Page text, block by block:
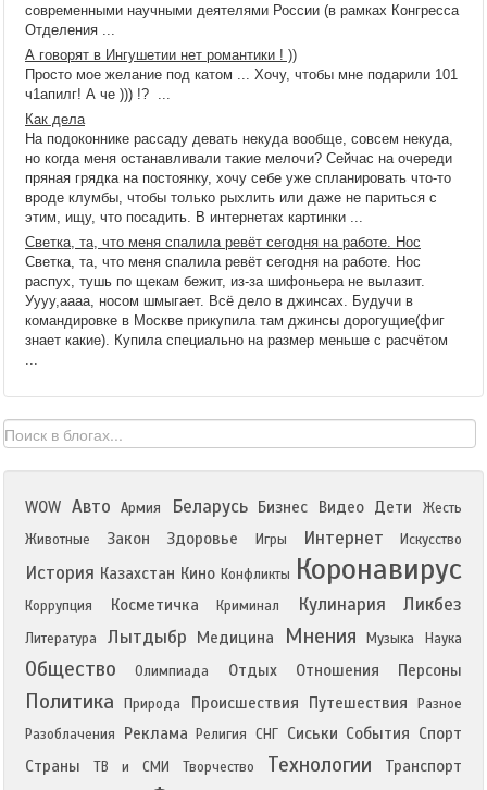
современными научными деятелями России (в рамках Конгресса
Отделения ...
А говорят в Ингушетии нет романтики ! ))
Просто мое желание под катом ... Хочу, чтобы мне подарили 101
ч1апилг! А че ))) !? ...
Как дела
На подоконнике рассаду девать некуда вообще, совсем некуда,
но когда меня останавливали такие мелочи? Сейчас на очереди
пряная грядка на постоянку, хочу себе уже спланировать что-то
вроде клумбы, чтобы только рыхлить или даже не париться с
этим, ищу, что посадить. В интернетах картинки ...
Светка, та, что меня спалила ревёт сегодня на работе. Нос
Светка, та, что меня спалила ревёт сегодня на работе. Нос
распух, тушь по щекам бежит, из-за шифоньера не вылазит.
Уууу,аааа, носом шмыгает. Всё дело в джинсах. Будучи в
командировке в Москве прикупила там джинсы дорогущие(фиг
знает какие). Купила специально на размер меньше с расчётом
...
WOW Авто Армия Беларусь Бизнес Видео Дети
Жесть
Животные
Закон Здоровье Игры Интернет Искусство
История Казахстан Кино Конфликты Коронавирус
Коррупция Косметичка Криминал Кулинария Ликбез
Литература Лытдыбр Медицина Мнения Музыка Наука
Общество Олимпиада Отдых Отношения Персоны
Политика Природа Происшествия Путешествия
Разное
Разоблачения
Реклама Религия СНГ Сиськи События Спорт
Страны
ТВ и СМИ Творчество Технологии Транспорт